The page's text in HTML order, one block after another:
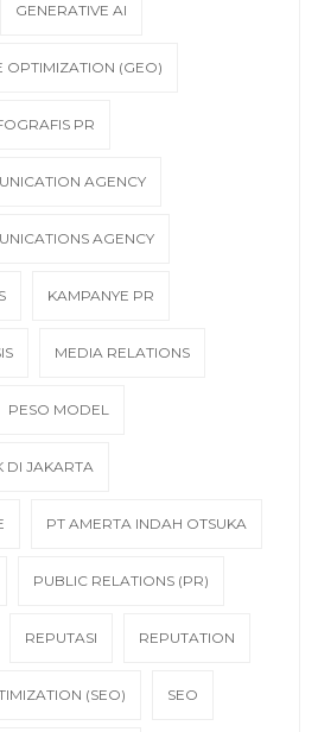
GENERATIVE AI
OPTIMIZATION (GEO)
PR
AGENCY
AGENCY
KAMPANYE PR
MEDIA RELATIONS
PESO MODEL
DI JAKARTA
PT AMERTA INDAH OTSUKA
PUBLIC RELATIONS (PR)
REPUTASI REPUTATION
(SEO) SEO